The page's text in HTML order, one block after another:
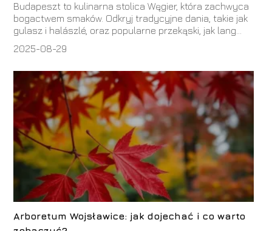
Budapeszt to kulinarna stolica Węgier, która zachwyca
bogactwem smaków. Odkryj tradycyjne dania, takie jak
gulasz i halászlé, oraz popularne przekąski, jak lang...
2025-08-29
Arboretum Wojsławice: jak dojechać i co warto